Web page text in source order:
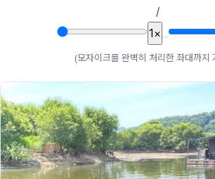
/
1×
(모자이크를 완벽히 처리한 좌대까지